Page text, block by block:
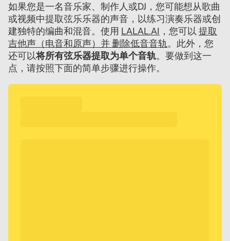
如果您是一名音乐家、制作人或DJ，您可能想从歌曲
或视频中提取弦乐乐器的声音，以练习演奏乐器或创
建独特的编曲和混音。使用 LALAL.AI ，您可以 提取
吉他声（电音和原声）并删除低音音轨。此外，您
还可以将所有弦乐器提取为单个音轨。要做到这一
点，请按照下面的简单步骤进行操作。